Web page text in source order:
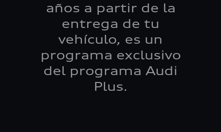
años a partir de la
entrega de tu
vehículo, es un
programa exclusivo
del programa Audi
Plus.